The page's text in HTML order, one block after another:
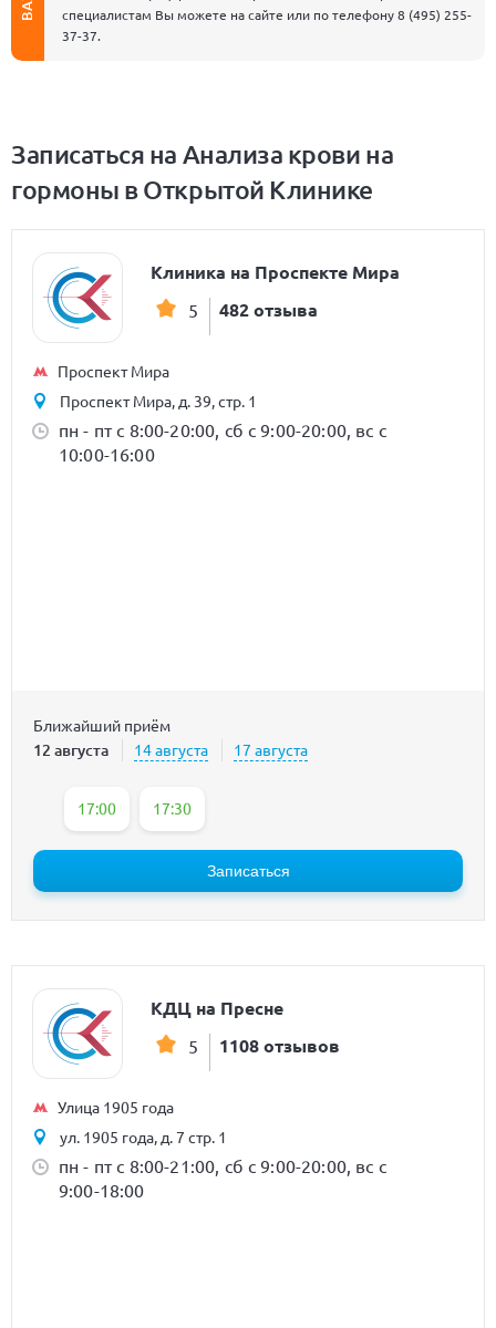
специалистам Вы можете на сайте или по телефону8 (495) 255-
37-37.
Записаться на Анализа крови на
гормоны в Открытой Клинике
Клиника на Проспекте Мира
5 482 отзыва
Проспект Мира
Проспект Мира, д. 39, стр. 1
пн - пт с 8:00-20:00, сб с 9:00-20:00, вс с
10:00-16:00
Ближайший приём
12 августа 14 августа 17 августа
17:00 17:30
Записаться
КДЦ на Пресне
5 1108 отзывов
Улица 1905 года
ул. 1905 года, д. 7 стр. 1
пн - пт с 8:00-21:00, сб с 9:00-20:00, вс с
9:00-18:00